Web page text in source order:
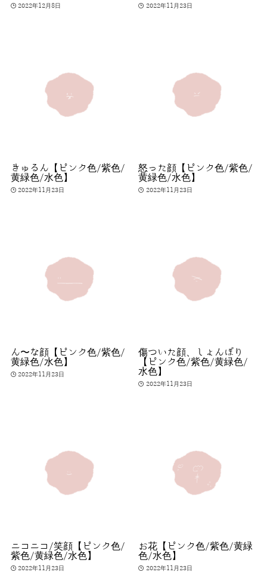
2022年12月8日 2022年11月23日
きゅるん【ピンク色/紫色/
黄緑色/水色】
2022年11月23日
怒った顔【ピンク色/紫色/
黄緑色/水色】
2022年11月23日
ん〜な顔【ピンク色/紫色/
黄緑色/水色】
2022年11月23日
傷ついた顔、しょんぼり
【ピンク色/紫色/黄緑色/
水色】
2022年11月23日
ニコニコ/笑顔【ピンク色/
紫色/黄緑色/水色】
2022年11月23日
お花【ピンク色/紫色/黄緑
色/水色】
2022年11月23日